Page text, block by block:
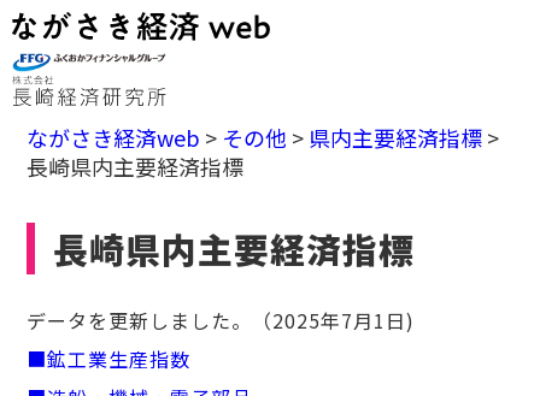
ながさき経済web > その他 > 県内主要経済指標>
長崎県内主要経済指標
長崎県内主要経済指標
データを更新しました。（2025年7月1日)
■鉱工業生産指数